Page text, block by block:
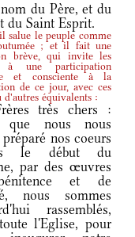
du Père, et du
du Saint Esprit.
salue le peuple comme
; et il fait une
brève, qui invite les
à une participation
et consciente à la
de ce jour, avec ces
d'autres équivalents :
très chers :
que nous nous
nos coeurs
le début du
par des œuvres
et de
nous sommes
rassemblés,
l'Eglise, pour